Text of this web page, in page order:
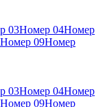
03Номер 04Номер
Номер 09Номер
03Номер 04Номер
Номер 09Номер